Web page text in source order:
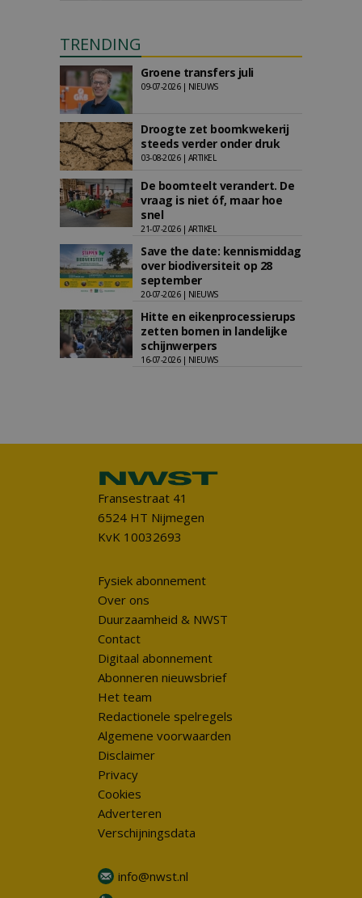
TRENDING
Groene transfers juli
09-07-2026 | NIEUWS
Droogte zet boomkwekerij
steeds verder onder druk
03-08-2026 | ARTIKEL
De boomteelt verandert. De
vraag is niet óf, maar hoe
snel
21-07-2026 | ARTIKEL
Save the date: kennismiddag
over biodiversiteit op 28
september
20-07-2026 | NIEUWS
Hitte en eikenprocessierups
zetten bomen in landelijke
schijnwerpers
16-07-2026 | NIEUWS
Fransestraat 41
6524 HT Nijmegen
KvK 10032693
Fysiek abonnement
Over ons
Duurzaamheid & NWST
Contact
Digitaal abonnement
Abonneren nieuwsbrief
Het team
Redactionele spelregels
Algemene voorwaarden
Disclaimer
Privacy
Cookies
Adverteren
Verschijningsdata
info@nwst.nl